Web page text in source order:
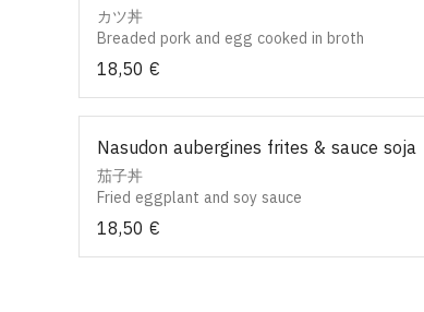
カツ丼
Breaded pork and egg cooked in broth
18,50 €
Nasudon aubergines frites & sauce soja
茄子丼
Fried eggplant and soy sauce
18,50 €